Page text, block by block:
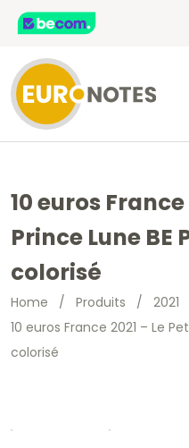
10 euros
Prince Lune BE
colorisé
Home / Produits / 2021
10 euros France 2021 – Le
colorisé